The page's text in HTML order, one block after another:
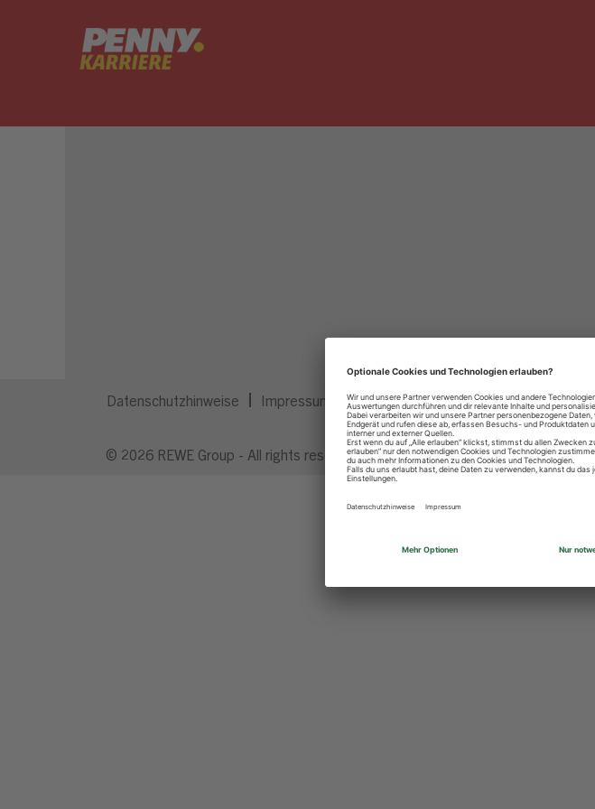
Datenschutzhinweise Impressum Privatsphäre-Einstellungen
© 2026 REWE Group - All rights reserved